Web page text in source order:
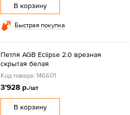
В корзину
Быстрая покупка
Петля AGB Eclipse 2.0 врезная
скрытая белая
Код товара: 146601
3'928 р./шт
В корзину